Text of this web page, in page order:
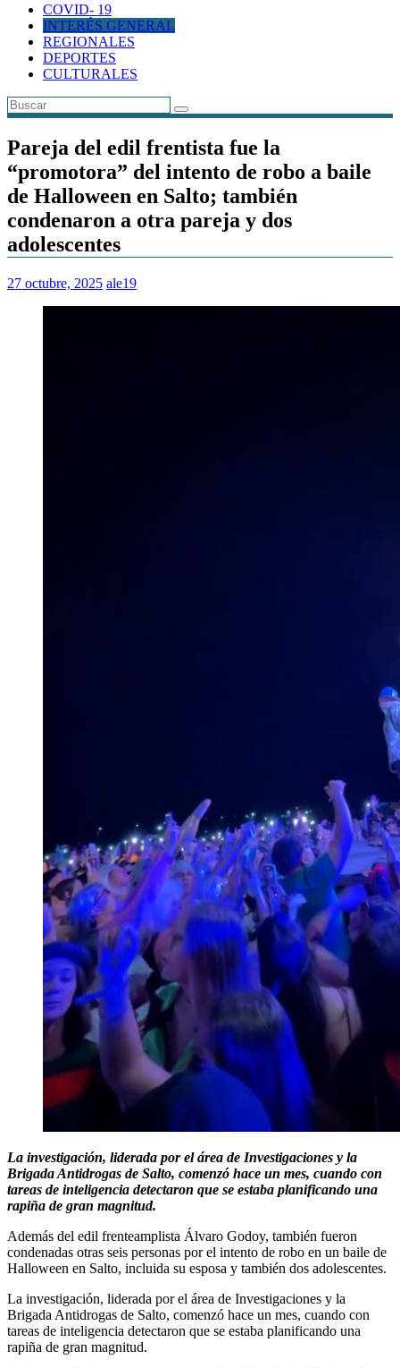
COVID- 19
INTERÉS GENERAL
REGIONALES
DEPORTES
CULTURALES
Pareja del edil frentista fue la
“promotora” del intento de robo a baile
de Halloween en Salto; también
condenaron a otra pareja y dos
adolescentes
27 octubre, 2025 ale19
La investigación, liderada por el área de Investigaciones y la
Brigada Antidrogas de Salto, comenzó hace un mes, cuando con
tareas de inteligencia detectaron que se estaba planificando una
rapiña de gran magnitud.
Además del edil frenteamplista Álvaro Godoy, también fueron
condenadas otras seis personas por el intento de robo en un baile de
Halloween en Salto, incluida su esposa y también dos adolescentes.
La investigación, liderada por el área de Investigaciones y la
Brigada Antidrogas de Salto, comenzó hace un mes, cuando con
tareas de inteligencia detectaron que se estaba planificando una
rapiña de gran magnitud.